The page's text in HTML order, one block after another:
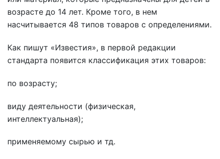
возрасте до 14 лет. Кроме того, в нем
насчитывается 48 типов товаров с определениями.
Как пишут «Известия», в первой редакции
стандарта появится классификация этих товаров:
по возрасту;
виду деятельности (физическая,
интеллектуальная);
применяемому сырью и тд.